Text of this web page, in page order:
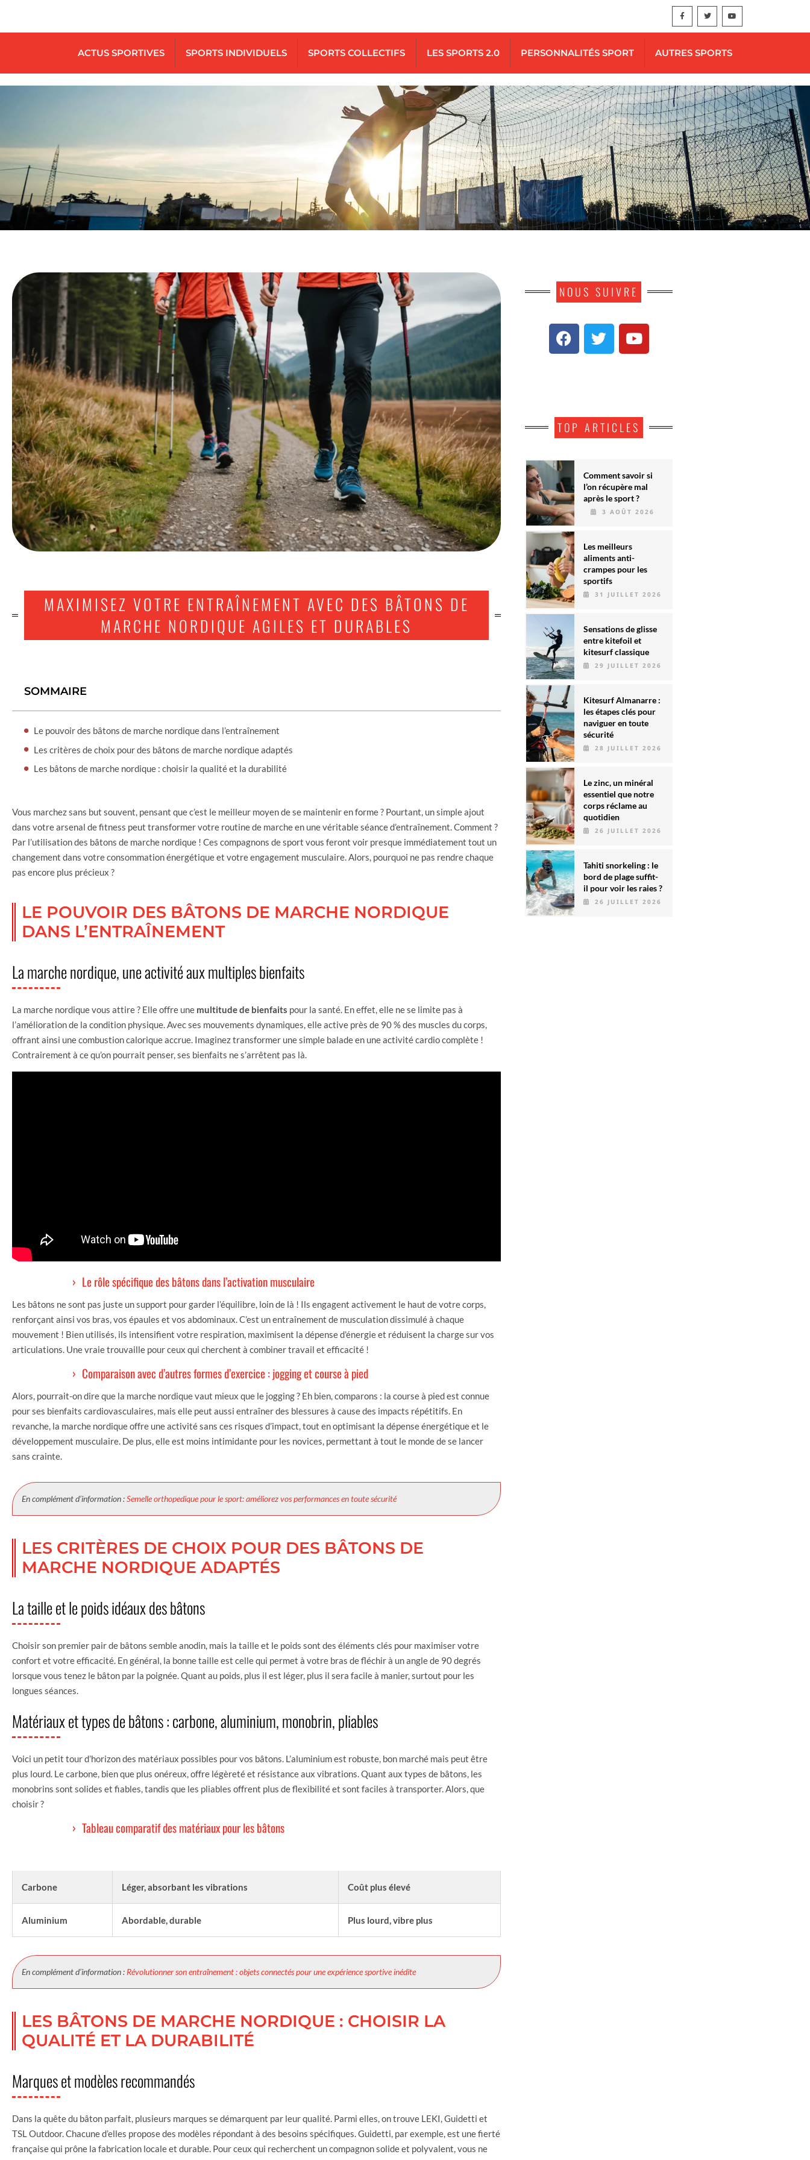
ACTUS SPORTIVES SPORTS INDIVIDUELS SPORTS COLLECTIFS LES SPORTS 2.0 PERSONNALITÉS SPORT AUTRES SPORTS
MAXIMISEZ VOTRE ENTRAÎNEMENT AVEC DES BÂTONS DE
MARCHE NORDIQUE AGILES ET DURABLES
SOMMAIRE
Le pouvoir des bâtons de marche nordique dans l’entraînement
Les critères de choix pour des bâtons de marche nordique adaptés
Les bâtons de marche nordique : choisir la qualité et la durabilité
Vous marchez sans but souvent, pensant que c’est le meilleur moyen de se maintenir en forme ? Pourtant, un simple ajout
dans votre arsenal de fitness peut transformer votre routine de marche en une véritable séance d’entraînement. Comment ?
Par l’utilisation des bâtons de marche nordique ! Ces compagnons de sport vous feront voir presque immédiatement tout un
changement dans votre consommation énergétique et votre engagement musculaire. Alors, pourquoi ne pas rendre chaque
pas encore plus précieux ?
LE POUVOIR DES BÂTONS DE MARCHE NORDIQUE
DANS L’ENTRAÎNEMENT
La marche nordique, une activité aux multiples bienfaits
La marche nordique vous attire ? Elle offre une multitude de bienfaits pour la santé. En effet, elle ne se limite pas à
l’amélioration de la condition physique. Avec ses mouvements dynamiques, elle active près de 90 % des muscles du corps,
offrant ainsi une combustion calorique accrue. Imaginez transformer une simple balade en une activité cardio complète !
Contrairement à ce qu’on pourrait penser, ses bienfaits ne s’arrêtent pas là.
Le rôle spécifique des bâtons dans l’activation musculaire
Les bâtons ne sont pas juste un support pour garder l’équilibre, loin de là ! Ils engagent activement le haut de votre corps,
renforçant ainsi vos bras, vos épaules et vos abdominaux. C’est un entraînement de musculation dissimulé à chaque
mouvement ! Bien utilisés, ils intensifient votre respiration, maximisent la dépense d’énergie et réduisent la charge sur vos
articulations. Une vraie trouvaille pour ceux qui cherchent à combiner travail et efficacité !
Comparaison avec d’autres formes d’exercice : jogging et course à pied
Alors, pourrait-on dire que la marche nordique vaut mieux que le jogging ? Eh bien, comparons : la course à pied est connue
pour ses bienfaits cardiovasculaires, mais elle peut aussi entraîner des blessures à cause des impacts répétitifs. En
revanche, la marche nordique offre une activité sans ces risques d’impact, tout en optimisant la dépense énergétique et le
développement musculaire. De plus, elle est moins intimidante pour les novices, permettant à tout le monde de se lancer
sans crainte.
En complément d’information :Semelle orthopedique pour le sport: améliorez vos performances en toute sécurité
LES CRITÈRES DE CHOIX POUR DES BÂTONS DE
MARCHE NORDIQUE ADAPTÉS
La taille et le poids idéaux des bâtons
Choisir son premier pair de bâtons semble anodin, mais la taille et le poids sont des éléments clés pour maximiser votre
confort et votre efficacité. En général, la bonne taille est celle qui permet à votre bras de fléchir à un angle de 90 degrés
lorsque vous tenez le bâton par la poignée. Quant au poids, plus il est léger, plus il sera facile à manier, surtout pour les
longues séances.
Matériaux et types de bâtons : carbone, aluminium, monobrin, pliables
Voici un petit tour d’horizon des matériaux possibles pour vos bâtons. L’aluminium est robuste, bon marché mais peut être
plus lourd. Le carbone, bien que plus onéreux, offre légèreté et résistance aux vibrations. Quant aux types de bâtons, les
monobrins sont solides et fiables, tandis que les pliables offrent plus de flexibilité et sont faciles à transporter. Alors, que
choisir ?
Tableau comparatif des matériaux pour les bâtons
Carbone Léger, absorbant les vibrations Coût plus élevé
Aluminium Abordable, durable Plus lourd, vibre plus
En complément d’information : Révolutionner son entraînement : objets connectés pour une expérience sportive inédite
LES BÂTONS DE MARCHE NORDIQUE : CHOISIR LA
QUALITÉ ET LA DURABILITÉ
Marques et modèles recommandés
Dans la quête du bâton parfait, plusieurs marques se démarquent par leur qualité. Parmi elles, on trouve LEKI, Guidetti et
TSL Outdoor. Chacune d’elles propose des modèles répondant à des besoins spécifiques. Guidetti, par exemple, est une fierté
française qui prône la fabrication locale et durable. Pour ceux qui recherchent un compagnon solide et polyvalent, vous ne
NOUS SUIVRE
TOP ARTICLES
Comment savoir si
l’on récupère mal
après le sport ?
3 AOÛT 2026
Les meilleurs
aliments anti-
crampes pour les
sportifs
31 JUILLET 2026
Sensations de glisse
entre kitefoil et
kitesurf classique
29 JUILLET 2026
Kitesurf Almanarre :
les étapes clés pour
naviguer en toute
sécurité
28 JUILLET 2026
Le zinc, un minéral
essentiel que notre
corps réclame au
quotidien
26 JUILLET 2026
Tahiti snorkeling : le
bord de plage suffit-
il pour voir les raies ?
26 JUILLET 2026